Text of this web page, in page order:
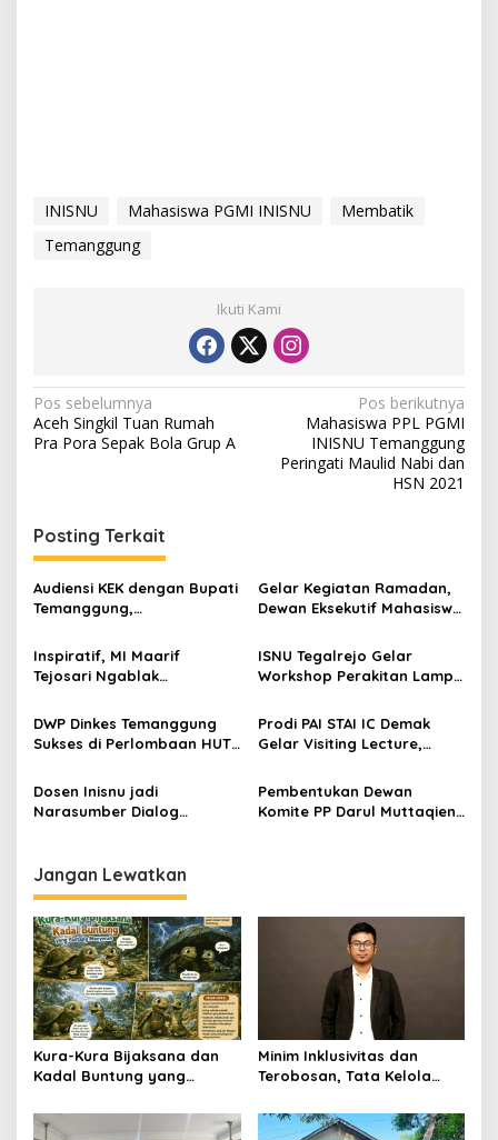
INISNU Mahasiswa PGMI INISNU
Membatik
Temanggung
Ikuti Kami
N
a
g
a
s
i
p
o
s
Pos sebelumnya
Aceh Singkil Tuan Rumah
Pra Pora Sepak Bola Grup A
Pos berikutnya
Mahasiswa PPL PGMI
INISNU Temanggung
Peringati Maulid Nabi dan
HSN 2021
Posting Terkait
Audiensi KEK dengan Bupati
Temanggung,
Jangan Ujug-Ujug?
Gelar Kegiatan Ramadan,
Dewan Eksekutif Mahasiswa
Gandeng Ansor dan
Fatayat NU Mangunrejo
Inspiratif, MI Maarif
Tejosari Ngablak
Lecturer Hadirkan Dekan
FTK INISNU Temanggung
ISNU Tegalrejo Gelar
Workshop Perakitan Lampu
Banom dan Lembaga NU
Tegalrejo
DWP Dinkes Temanggung
Sukses di Perlombaan HUT
Prodi PAI STAI IC Demak
Gelar Visiting Lecture,
Temanggung
Dosen Inisnu jadi
Narasumber Dialog
Pembentukan Dewan
Komite PP Darul Muttaqien
Jangan Lewatkan
Kura-Kura Bijaksana dan
Kadal Buntung yang
Minim Inklusivitas dan
Terobosan, Tata Kelola
Dikeluhkan Seniman Lokal